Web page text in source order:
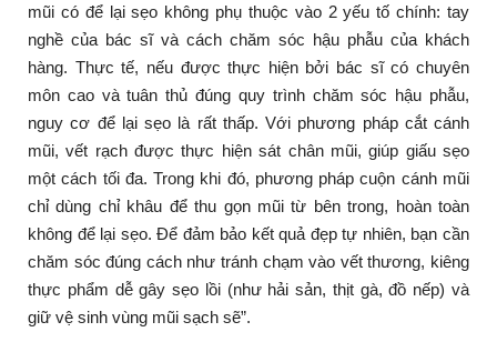
mũi có để lại sẹo không phụ thuộc vào 2 yếu tố chính: tay
nghề của bác sĩ và cách chăm sóc hậu phẫu của khách
hàng. Thực tế, nếu được thực hiện bởi bác sĩ có chuyên
môn cao và tuân thủ đúng quy trình chăm sóc hậu phẫu,
nguy cơ để lại sẹo là rất thấp. Với phương pháp cắt cánh
mũi, vết rạch được thực hiện sát chân mũi, giúp giấu sẹo
một cách tối đa. Trong khi đó, phương pháp cuộn cánh mũi
chỉ dùng chỉ khâu để thu gọn mũi từ bên trong, hoàn toàn
không để lại sẹo. Để đảm bảo kết quả đẹp tự nhiên, bạn cần
chăm sóc đúng cách như tránh chạm vào vết thương, kiêng
thực phẩm dễ gây sẹo lồi (như hải sản, thịt gà, đồ nếp) và
giữ vệ sinh vùng mũi sạch sẽ”.